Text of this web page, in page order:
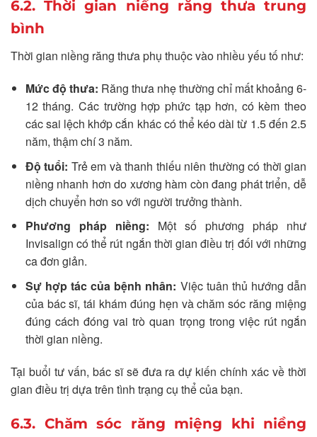
6.2. Thời gian niềng răng thưa trung
bình
Thời gian niềng răng thưa phụ thuộc vào nhiều yếu tố như:
Mức độ thưa: Răng thưa nhẹ thường chỉ mất khoảng 6-
12 tháng. Các trường hợp phức tạp hơn, có kèm theo
các sai lệch khớp cắn khác có thể kéo dài từ 1.5 đến 2.5
năm, thậm chí 3 năm.
Độ tuổi: Trẻ em và thanh thiếu niên thường có thời gian
niềng nhanh hơn do xương hàm còn đang phát triển, dễ
dịch chuyển hơn so với người trưởng thành.
Phương pháp niềng: Một số phương pháp như
Invisalign có thể rút ngắn thời gian điều trị đối với những
ca đơn giản.
Sự hợp tác của bệnh nhân: Việc tuân thủ hướng dẫn
của bác sĩ, tái khám đúng hẹn và chăm sóc răng miệng
đúng cách đóng vai trò quan trọng trong việc rút ngắn
thời gian niềng.
Tại buổi tư vấn, bác sĩ sẽ đưa ra dự kiến chính xác về thời
gian điều trị dựa trên tình trạng cụ thể của bạn.
6.3. Chăm sóc răng miệng khi niềng